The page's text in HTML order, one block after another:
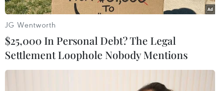
JG Wentworth
$25,000 In Personal Debt? The Legal
Settlement Loophole Nobody Mentions